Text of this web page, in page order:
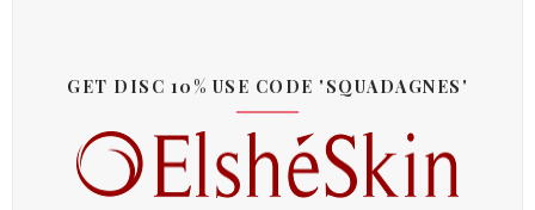
GET DISC 10% USE CODE 'SQUADAGNES'